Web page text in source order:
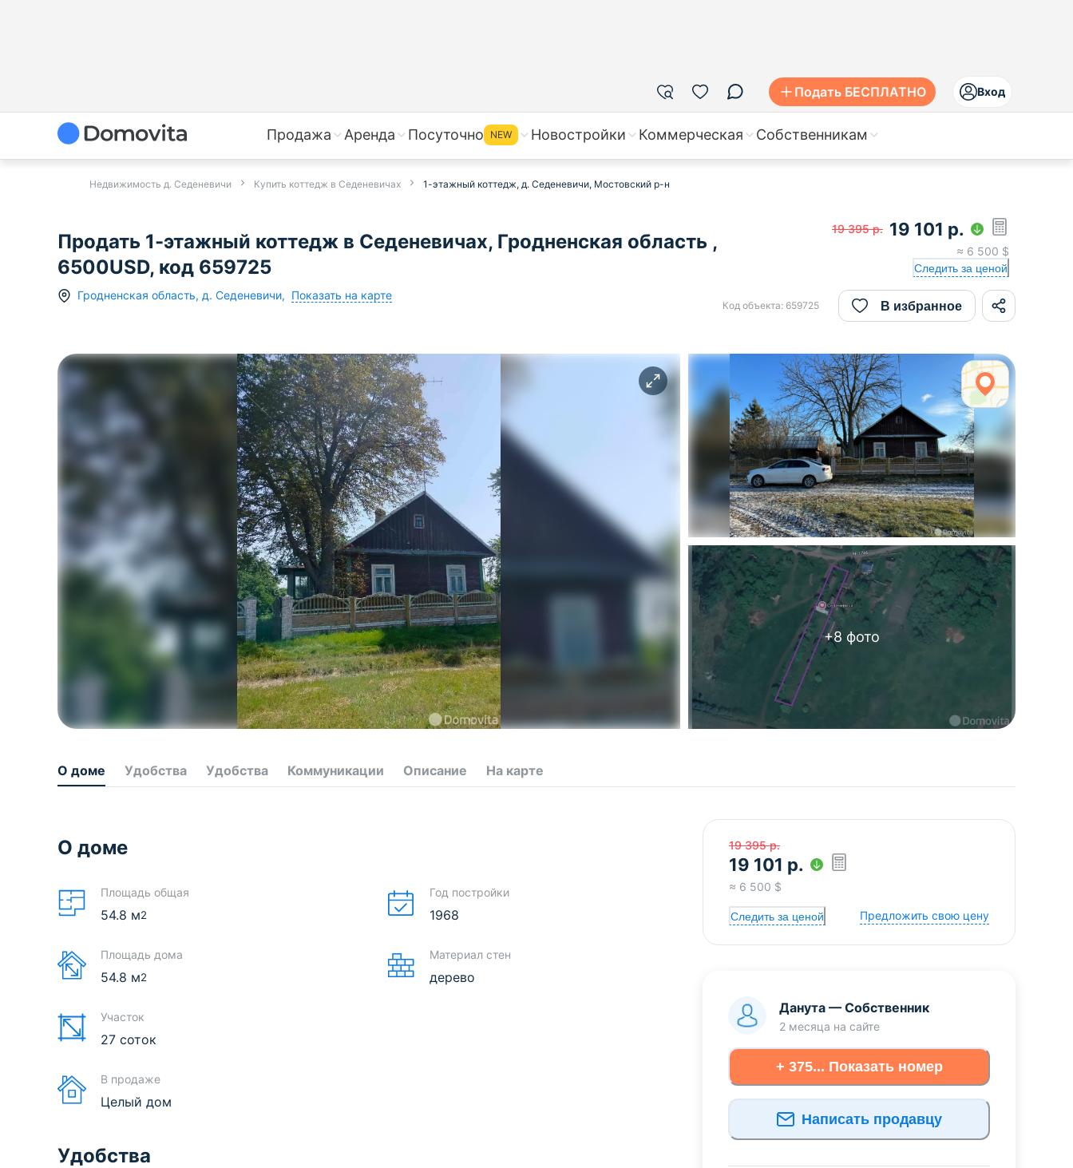
Подать БЕСПЛАТНО Вход
Продажа Аренда Посуточно NEW Новостройки Коммерческая Собственникам
Недвижимость д. Седеневичи Купить коттедж в Седеневичах 1-этажный коттедж, д. Седеневичи, Мостовский р-н
Продать 1-этажный коттедж в Седеневичах, Гродненская область ,
6500USD, код 659725
Гродненская область, д. Седеневичи, Показать на карте
19 395 р. 19 101 р.
≈ 6 500 $
Следить за ценой
Код объекта: 659725 В избранное
+8 фото
О доме Удобства Удобства Коммуникации Описание На карте
О доме
Площадь общая
54.8 м2
Площадь дома
54.8 м2
Участок
27 соток
В продаже
Целый дом
Год постройки
1968
Материал стен
дерево
Удобства
19 395 р.
19 101 р.
≈ 6 500 $
Следить за ценой Предложить свою цену
Данута — Собственник
2 месяца на сайте
+ 375... Показать номер
Написать продавцу